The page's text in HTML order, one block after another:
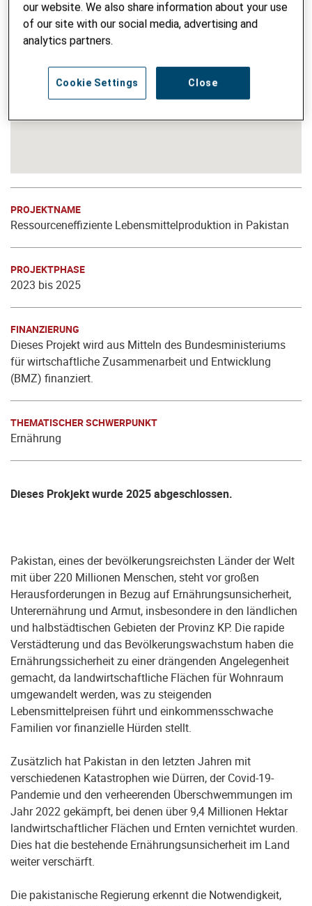
PROJEKTNAME
Ressourceneffiziente Lebensmittelproduktion in Pakistan
PROJEKTPHASE
2023 bis 2025
FINANZIERUNG
Dieses Projekt wird aus Mitteln des Bundesministeriums
für wirtschaftliche Zusammenarbeit und Entwicklung
(BMZ) finanziert.
THEMATISCHER SCHWERPUNKT
Ernährung
Dieses Prokjekt wurde 2025 abgeschlossen.
Pakistan, eines der bevölkerungsreichsten Länder der Welt
mit über 220 Millionen Menschen, steht vor großen
Herausforderungen in Bezug auf Ernährungsunsicherheit,
Unterernährung und Armut, insbesondere in den ländlichen
und halbstädtischen Gebieten der Provinz KP. Die rapide
Verstädterung und das Bevölkerungswachstum haben die
Ernährungssicherheit zu einer drängenden Angelegenheit
gemacht, da landwirtschaftliche Flächen für Wohnraum
umgewandelt werden, was zu steigenden
Lebensmittelpreisen führt und einkommensschwache
Familien vor finanzielle Hürden stellt.
Zusätzlich hat Pakistan in den letzten Jahren mit
verschiedenen Katastrophen wie Dürren, der Covid-19-
Pandemie und den verheerenden Überschwemmungen im
Jahr 2022 gekämpft, bei denen über 9,4 Millionen Hektar
landwirtschaftlicher Flächen und Ernten vernichtet wurden.
Dies hat die bestehende Ernährungsunsicherheit im Land
weiter verschärft.
Die pakistanische Regierung erkennt die Notwendigkeit,
our website. We also share information about your use
of our site with our social media, advertising and
analytics partners.
Close
Cookie Settings